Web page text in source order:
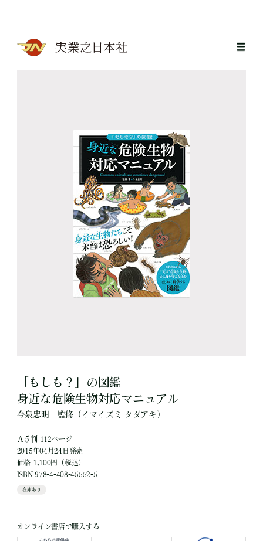
「もしも？」の図鑑
身近な危険生物対応マニュアル
今泉忠明 監修 （イマイズミ タダアキ）
Ａ５判 112ページ
2015年04月24日発売
価格 1,100円（税込）
ISBN 978-4-408-45552-5
在庫あり
オンライン書店で購入する